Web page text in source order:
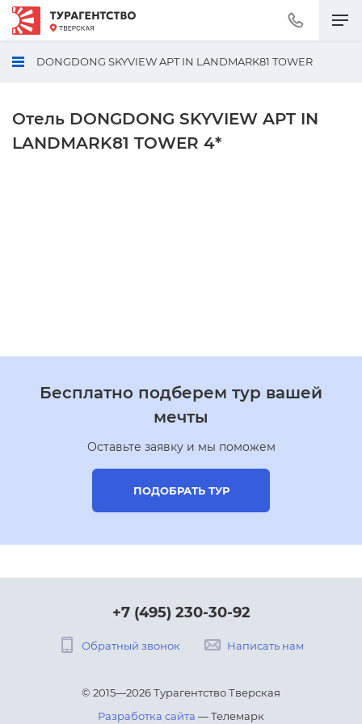
230-
DONGDONG SKYVIEW APT IN LANDMARK81 TOWER
Отель DONGDONG SKYVIEW APT IN
LANDMARK81 TOWER 4*
Бесплатно подберем тур вашей
мечты
Оставьте заявку и мы поможем
ПОДОБРАТЬ ТУР
© 2015—2026 Турагентство Тверская
Разработка сайта — Телемарк
+7 (495) 230-30-92
Обратный звонок Написать нам